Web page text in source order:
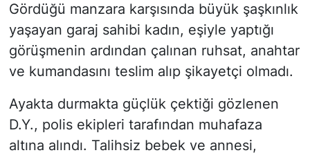
Gördüğü manzara karşısında büyük şaşkınlık
yaşayan garaj sahibi kadın, eşiyle yaptığı
görüşmenin ardından çalınan ruhsat, anahtar
ve kumandasını teslim alıp şikayetçi olmadı.
Ayakta durmakta güçlük çektiği gözlenen
D.Y., polis ekipleri tarafından muhafaza
altına alındı. Talihsiz bebek ve annesi,